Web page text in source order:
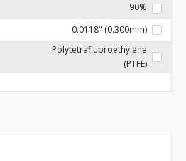
90%
0.0118" (0.300mm)
Polytetrafluoroethylene
(PTFE)